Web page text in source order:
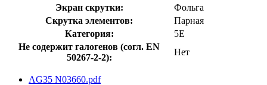
Экран скрутки:
Фольга
Скрутка элементов:
Парная
Категория:
5E
Не содержит галогенов (согл. EN
50267-2-2):
Нет
AG35 N03660.pdf